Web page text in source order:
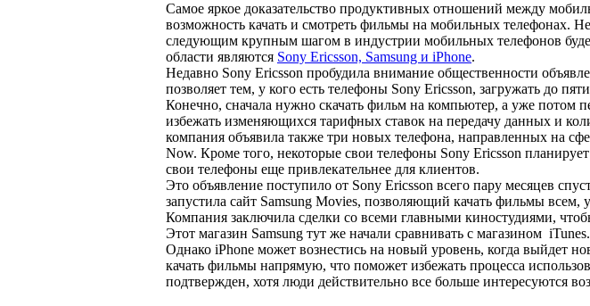
Самое яркое доказательство продуктивных отношений между
возможность качать и смотреть фильмы на мобильных телефонах.
следующим крупным шагом в индустрии мобильных телефонов
области являются Sony Ericsson, Samsung и iPhone.
Недавно Sony Ericsson пробудила внимание общественности
позволяет тем, у кого есть телефоны Sony Ericsson, загружать до
Конечно, сначала нужно скачать фильм на компьютер, а уже потом
избежать изменяющихся тарифных ставок на передачу данных и
компания объявила также три новых телефона, направленных на
Now. Кроме того, некоторые свои телефоны Sony Ericsson
свои телефоны еще привлекательнее для клиентов.
Это объявление поступило от Sony Ericsson всего пару месяцев
запустила сайт Samsung Movies, позволяющий качать фильмы
Компания заключила сделки со всеми главными киностудиями,
Этот магазин Samsung тут же начали сравнивать с магазином
Однако iPhone может вознестись на новый уровень, когда выйдет
качать фильмы напрямую, что поможет избежать процесса
подтвержден, хотя люди действительно все больше интересуются